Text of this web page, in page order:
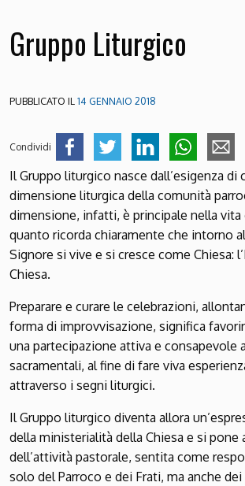
Gruppo Liturgico
PUBBLICATO IL14 GENNAIO 2018
Condividi
Il Gruppo liturgico nasce dall’esigenza di
dimensione liturgica della comunità
dimensione, infatti, è principale nella
quanto ricorda chiaramente che intorno
Signore si vive e si cresce come Chiesa:
Chiesa.
Preparare e curare le celebrazioni,
forma di improvvisazione, significa
una partecipazione attiva e consapevole
sacramentali, al fine di fare viva
attraverso i segni liturgici.
Il Gruppo liturgico diventa allora
della ministerialità della Chiesa e si pone
dell’attività pastorale, sentita come
solo del Parroco e dei Frati, ma anche